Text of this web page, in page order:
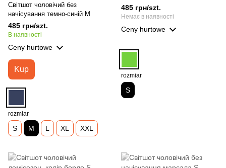
Світшот чоловічий без
начісування темно-синій M
485 грн/szt.
В наявності
Ceny hurtowe
Kup
rozmiar
S M L XL XXL
485 грн/szt.
Немає в наявності
Ceny hurtowe
rozmiar
S